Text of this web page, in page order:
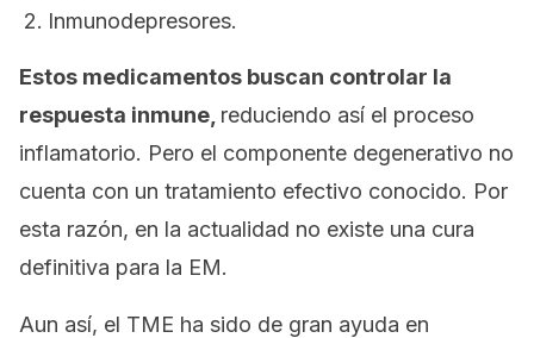
Inmunodepresores.
Estos medicamentos buscan controlar la
respuesta inmune, reduciendo así el proceso
inflamatorio. Pero el componente degenerativo no
cuenta con un tratamiento efectivo conocido. Por
esta razón, en la actualidad no existe una cura
definitiva para la EM.
Aun así, el TME ha sido de gran ayuda en